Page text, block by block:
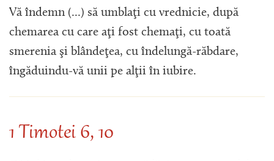
Vă îndemn (...) să umblaţi cu vrednicie, după
chemarea cu care aţi fost chemaţi, cu toată
smerenia şi blândeţea, cu îndelungă-răbdare,
îngăduindu-vă unii pe alţii în iubire.
1 Timotei 6, 10